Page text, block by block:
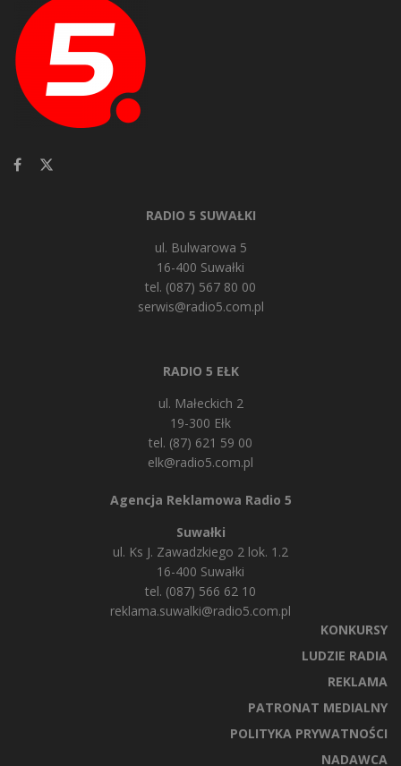
RADIO 5 SUWAŁKI
ul. Bulwarowa 5
16-400 Suwałki
tel. (087) 567 80 00
serwis@radio5.com.pl
RADIO 5 EŁK
ul. Małeckich 2
19-300 Ełk
tel. (87) 621 59 00
elk@radio5.com.pl
Agencja Reklamowa Radio 5
Suwałki
ul. Ks J. Zawadzkiego 2 lok. 1.2
16-400 Suwałki
tel. (087) 566 62 10
reklama.suwalki@radio5.com.pl
KONKURSY
LUDZIE RADIA
REKLAMA
PATRONAT MEDIALNY
POLITYKA PRYWATNOŚCI
NADAWCA